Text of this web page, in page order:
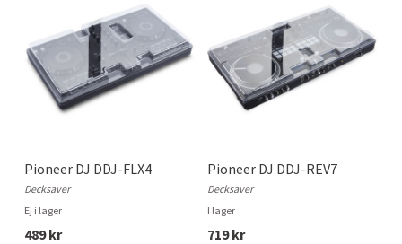
Pioneer DJ DDJ-FLX4
Decksaver
Ej i lager
489 kr
Pioneer DJ DDJ-REV7
Decksaver
I lager
719 kr